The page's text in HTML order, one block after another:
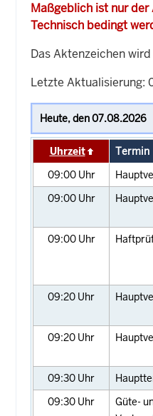
Maßgeblich ist nur der
Technisch bedingt
Das Aktenzeichen
Letzte Aktualisierung:
Uhrzeit Termin
09:00 Uhr
09:00 Uhr
09:00 Uhr
09:20 Uhr
09:20 Uhr
09:30 Uhr
09:30 Uhr
Güte-